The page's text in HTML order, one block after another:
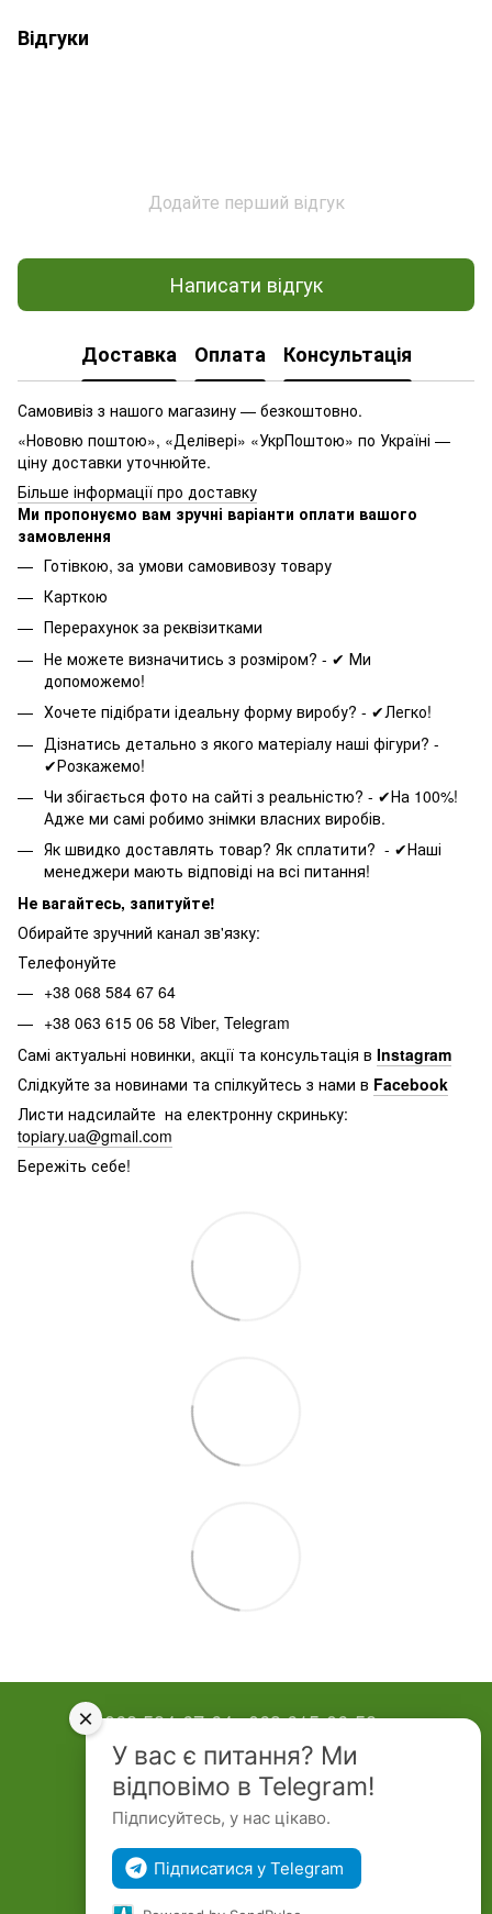
Відгуки
Додайте перший відгук
Написати відгук
Доставка Оплата Консультація
Самовивіз з нашого магазину — безкоштовно.
«Нововю поштою», «Делівері» «УкрПоштою» по Україні —
ціну доставки уточнюйте.
Більше інформації про доставку
Ми пропонуємо вам зручні варіанти оплати вашого
замовлення
Готівкою, за умови самовивозу товару
Карткою
Перерахунок за реквізитками
Не можете визначитись з розміром? - ✔ Ми
допоможемо!
Хочете підібрати ідеальну форму виробу? - ✔Легко!
Дізнатись детально з якого матеріалу наші фігури? -
✔Розкажемо!
Чи збігається фото на сайті з реальністю? - ✔На 100%!
Адже ми самі робимо знімки власних виробів.
Як швидко доставлять товар? Як сплатити? - ✔Наші
менеджери мають відповіді на всі питання!
Не вагайтесь, запитуйте!
Обирайте зручний канал зв'язку:
Телефонуйте
+38 068 584 67 64
+38 063 615 06 58 Viber, Telegram
Самі актуальні новинки, акції та консультація в Instagram
Слідкуйте за новинами та спілкуйтесь з нами в Facebook
Листи надсилайте на електронну скриньку:
topiary.ua@gmail.com
Бережіть себе!
068 584-67-64 063 615-06-58
Контактна інформація
Повна версія сайту
Укр Рус
У вас є питання? Ми
відповімо в Telegram!
Підписуйтесь, у нас цікаво.
Підписатися у Telegram
×